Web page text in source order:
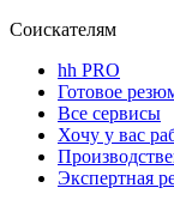
Соискателям
hh PRO
Готовое
Все сервисы
Хочу у вас
Экспертная